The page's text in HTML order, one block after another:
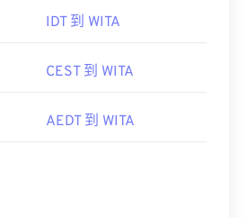
IDT 到 WITA
CEST 到 WITA
AEDT 到 WITA